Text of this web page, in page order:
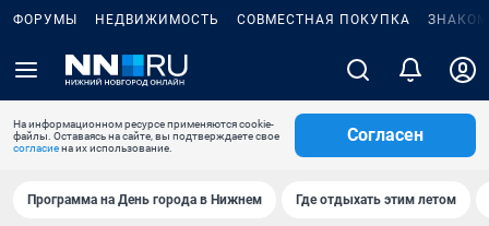
ФОРУМЫ НЕДВИЖИМОСТЬ СОВМЕСТНАЯ ПОКУПКА
На информационном ресурсе применяются cookie-
файлы. Оставаясь на сайте, вы подтверждаете свое
согласиена их использование.
Согласен
Программа на День города в Нижнем Где отдыхать этим летом